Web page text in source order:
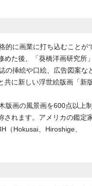
的に画業に打ち込むことが
めた後、「葵橋洋画研究所
の挿絵や口絵、広告図案な
共に新しい浮世絵版画「新
版画の風景画を600点以上
れます。アメリカの鑑定家
（Hokusai、Hiroshige、